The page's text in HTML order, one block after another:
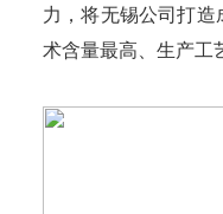
力，将无锡公司打
术含量最高、生产工